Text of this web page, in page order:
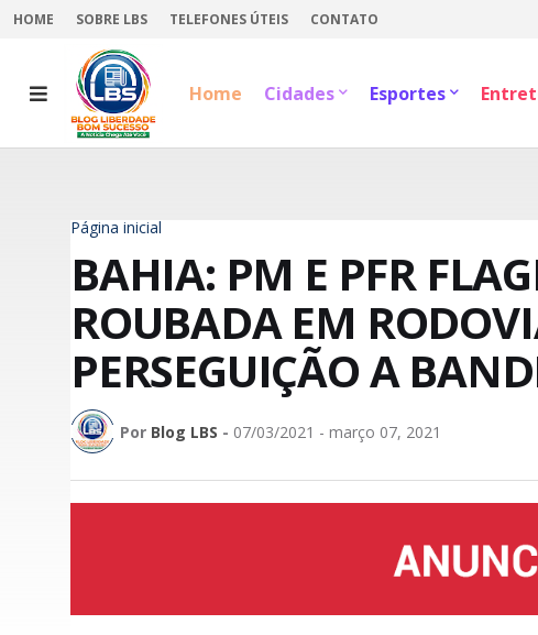
HOME SOBRE LBS TELEFONES ÚTEIS CONTATO
Home
Cidades Esportes
Página inicial
BAHIA: PM E PFR
ROUBADA EM
PERSEGUIÇÃO A
Por Blog LBS - 07/03/2021 - março 07, 2021